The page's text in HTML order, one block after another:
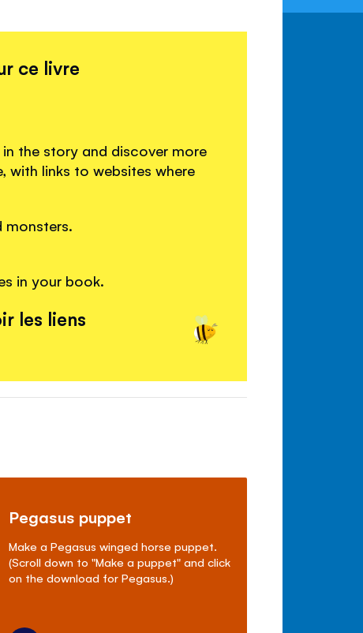
ce livre
the story and discover more
with links to websites where
monsters.
in your book.
les liens
Pegasus puppet
Make a Pegasus winged horse puppet.
(Scroll down to "Make a puppet" and click
on the download for Pegasus.)